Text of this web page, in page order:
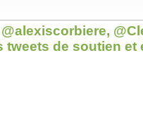
de soutien et